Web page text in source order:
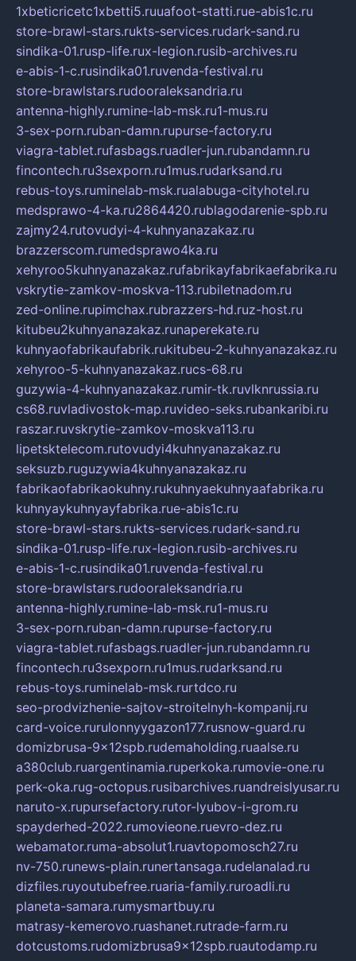
1xbeticricetc1xbetti5.ruuafoot-statti.rue-abis1c.ru
store-brawl-stars.rukts-services.rudark-sand.ru
sindika-01.rusp-life.rux-legion.rusib-archives.ru
e-abis-1-c.rusindika01.ruvenda-festival.ru
store-brawlstars.rudooraleksandria.ru
antenna-highly.rumine-lab-msk.ru1-mus.ru
3-sex-porn.ruban-damn.rupurse-factory.ru
viagra-tablet.rufasbags.ruadler-jun.rubandamn.ru
fincontech.ru3sexporn.ru1mus.rudarksand.ru
rebus-toys.ruminelab-msk.rualabuga-cityhotel.ru
medsprawo-4-ka.ru2864420.rublagodarenie-spb.ru
zajmy24.rutovudyi-4-kuhnyanazakaz.ru
brazzerscom.rumedsprawo4ka.ru
xehyroo5kuhnyanazakaz.rufabrikayfabrikaefabrika.ru
vskrytie-zamkov-moskva-113.rubiletnadom.ru
zed-online.rupimchax.rubrazzers-hd.ruz-host.ru
kitubeu2kuhnyanazakaz.runaperekate.ru
kuhnyaofabrikaufabrik.rukitubeu-2-kuhnyanazakaz.ru
xehyroo-5-kuhnyanazakaz.rucs-68.ru
guzywia-4-kuhnyanazakaz.rumir-tk.ruvlknrussia.ru
cs68.ruvladivostok-map.ruvideo-seks.rubankaribi.ru
raszar.ruvskrytie-zamkov-moskva113.ru
lipetsktelecom.rutovudyi4kuhnyanazakaz.ru
seksuzb.ruguzywia4kuhnyanazakaz.ru
fabrikaofabrikaokuhny.rukuhnyaekuhnyaafabrika.ru
kuhnyaykuhnyayfabrika.rue-abis1c.ru
store-brawl-stars.rukts-services.rudark-sand.ru
sindika-01.rusp-life.rux-legion.rusib-archives.ru
e-abis-1-c.rusindika01.ruvenda-festival.ru
store-brawlstars.rudooraleksandria.ru
antenna-highly.rumine-lab-msk.ru1-mus.ru
3-sex-porn.ruban-damn.rupurse-factory.ru
viagra-tablet.rufasbags.ruadler-jun.rubandamn.ru
fincontech.ru3sexporn.ru1mus.rudarksand.ru
rebus-toys.ruminelab-msk.rurtdco.ru
seo-prodvizhenie-sajtov-stroitelnyh-kompanij.ru
card-voice.rurulonnyygazon177.rusnow-guard.ru
domizbrusa-9x12spb.rudemaholding.ruaalse.ru
a380club.ruargentinamia.ruperkoka.rumovie-one.ru
perk-oka.rug-octopus.rusibarchives.ruandreislyusar.ru
naruto-x.rupursefactory.rutor-lyubov-i-grom.ru
spayderhed-2022.rumovieone.ruevro-dez.ru
webamator.ruma-absolut1.ruavtopomosch27.ru
nv-750.runews-plain.runertansaga.rudelanalad.ru
dizfiles.ruyoutubefree.ruaria-family.ruroadli.ru
planeta-samara.rumysmartbuy.ru
matrasy-kemerovo.ruashanet.rutrade-farm.ru
dotcustoms.rudomizbrusa9x12spb.ruautodamp.ru